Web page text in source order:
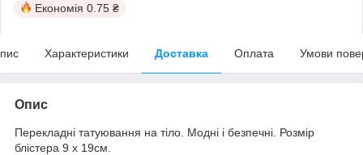
Економія 0.75 ₴
Характеристики Доставка Оплата Умови
Опис
Перекладні татуювання на тіло. Модні і безпечні. Розмір
блістера 9 х 19см.